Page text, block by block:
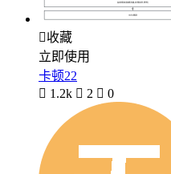
收藏
立即使用
卡顿22
 1.2k  2  0